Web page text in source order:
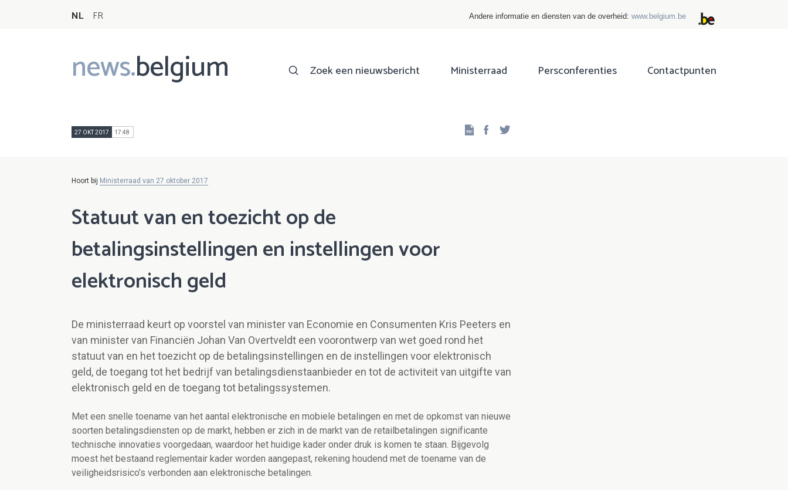
NL FR Andere informatie en diensten van de overheid: www.belgium.be
news.belgium
Main
navigation
Zoek een nieuwsbericht Ministerraad Persconferenties Contactpunten
27 OKT 2017 17:48 Facebook
Hoort bij Ministerraad van 27 oktober 2017
Statuut van en toezicht op de
betalingsinstellingen en instellingen voor
elektronisch geld
De ministerraad keurt op voorstel van minister van Economie en Consumenten Kris Peeters en
van minister van Financiën Johan Van Overtveldt een voorontwerp van wet goed rond het
statuut van en het toezicht op de betalingsinstellingen en de instellingen voor elektronisch
geld, de toegang tot het bedrijf van betalingsdienstaanbieder en tot de activiteit van uitgifte van
elektronisch geld en de toegang tot betalingssystemen.
Met een snelle toename van het aantal elektronische en mobiele betalingen en met de opkomst van nieuwe
soorten betalingsdiensten op de markt, hebben er zich in de markt van de retailbetalingen significante
technische innovaties voorgedaan, waardoor het huidige kader onder druk is komen te staan. Bijgevolg
moest het bestaand reglementair kader worden aangepast, rekening houdend met de toename van de
veiligheidsrisico’s verbonden aan elektronische betalingen.